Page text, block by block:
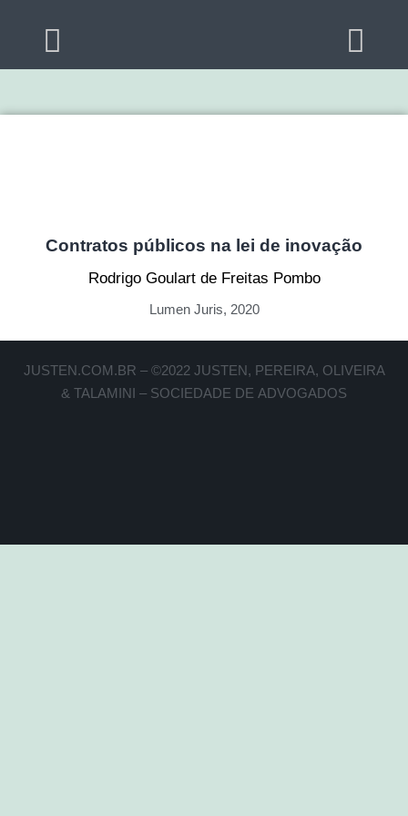
Contratos públicos na lei de inovação
Rodrigo Goulart de Freitas Pombo
Lumen Juris, 2020
JUSTEN.COM.BR – ©2022 JUSTEN, PEREIRA, OLIVEIRA
& TALAMINI – SOCIEDADE DE ADVOGADOS